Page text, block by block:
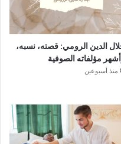
الدين الرومي: قصته، نسبه،
مؤلفاته الصوفية
منذ أسبوعين